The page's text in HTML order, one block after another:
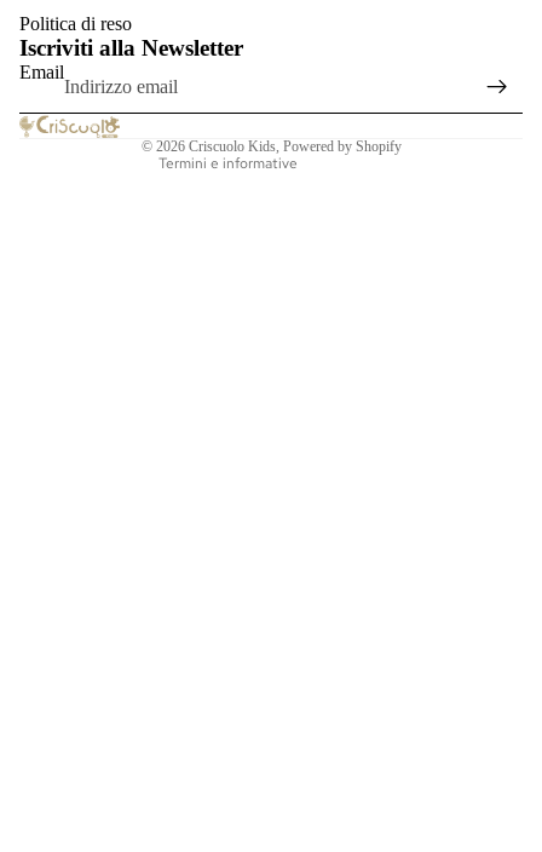
Politica di reso
Iscriviti alla Newsletter
Email
© 2026 Criscuolo Kids, Powered by Shopify
Termini e informative
Termini e condizioni del servizio
Informativa sulle spedizioni
Recapiti
Informativa legale